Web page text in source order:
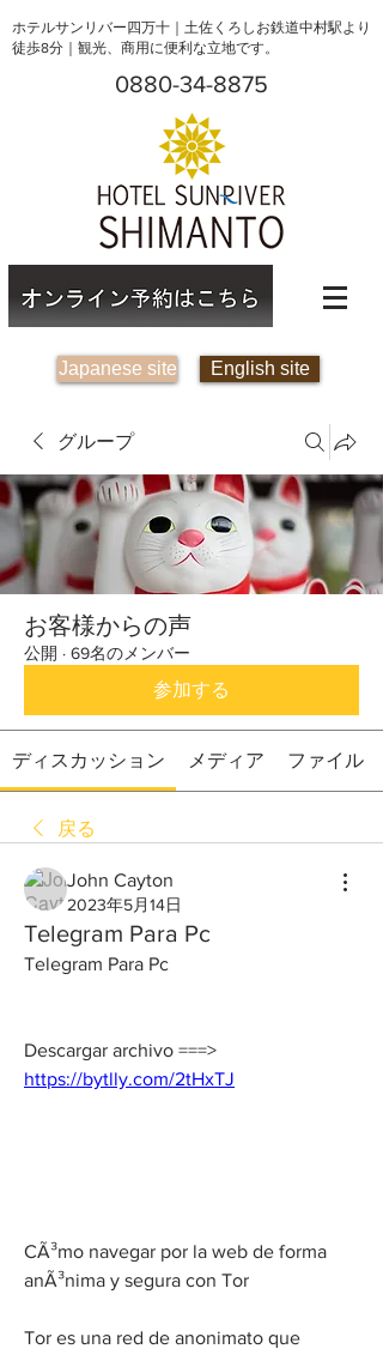
ホテルサンリバー四万十｜土佐くろしお鉄道中村駅より
徒歩8分｜観光、商用に便利な立地です。
0880-34-8875
Japanese site English site
グループ
お客様からの声
公開 · 69名のメンバー
参加する
ディスカッション メディア ファイル
戻る
John Cayton
2023年5月14日
Telegram Para Pc
Telegram Para Pc
https://bytlly.com/2tHxTJ
CÃ³mo navegar por la web de forma
anÃ³nima y segura con Tor
Tor es una red de anonimato que